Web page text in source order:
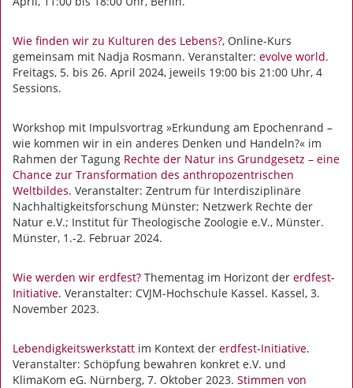
Wie finden wir zu Kulturen des Lebens?, Online-Kurs
gemeinsam mit Nadja Rosmann. Veranstalter: evolve world.
Freitags, 5. bis 26. April 2024, jeweils 19:00 bis 21:00 Uhr, 4
Sessions.
Workshop mit Impulsvortrag »Erkundung am Epochenrand –
wie kommen wir in ein anderes Denken und Handeln?« im
Rahmen der Tagung Rechte der Natur ins Grundgesetz – eine
Chance zur Transformation des anthropozentrischen
Weltbildes. Veranstalter: Zentrum für Interdisziplinäre
Nachhaltigkeitsforschung Münster; Netzwerk Rechte der
Natur e.V.; Institut für Theologische Zoologie e.V., Münster.
Münster, 1.-2. Februar 2024.
Wie werden wir erdfest? Thementag im Horizont der erdfest-
Initiative. Veranstalter: CVJM-Hochschule Kassel. Kassel, 3.
November 2023.
Lebendigkeitswerkstatt im Kontext der erdfest-Initiative.
Veranstalter: Schöpfung bewahren konkret e.V. und
KlimaKom eG. Nürnberg, 7. Oktober 2023. Stimmen von